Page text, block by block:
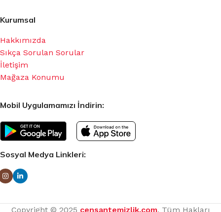
Kurumsal
Hakkımızda
Sıkça Sorulan Sorular
İletişim
Mağaza Konumu
Mobil Uygulamamızı İndirin:
Sosyal Medya Linkleri:
Copyright © 2025 censantemizlik.com, Tüm Hakları